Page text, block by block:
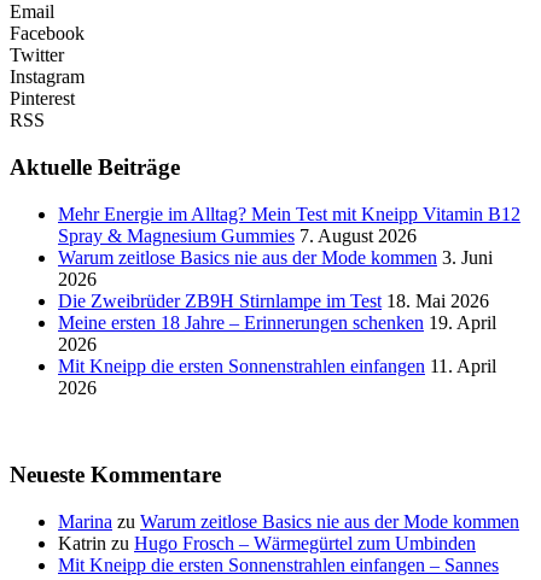
Email
Facebook
Twitter
Instagram
Pinterest
RSS
Aktuelle Beiträge
Mehr Energie im Alltag? Mein Test mit Kneipp Vitamin B12
Spray & Magnesium Gummies 7. August 2026
Warum zeitlose Basics nie aus der Mode kommen 3. Juni
2026
Die Zweibrüder ZB9H Stirnlampe im Test 18. Mai 2026
Meine ersten 18 Jahre – Erinnerungen schenken 19. April
2026
Mit Kneipp die ersten Sonnenstrahlen einfangen 11. April
2026
Neueste Kommentare
Marina zu Warum zeitlose Basics nie aus der Mode kommen
Katrin zu Hugo Frosch – Wärmegürtel zum Umbinden
Mit Kneipp die ersten Sonnenstrahlen einfangen – Sannes